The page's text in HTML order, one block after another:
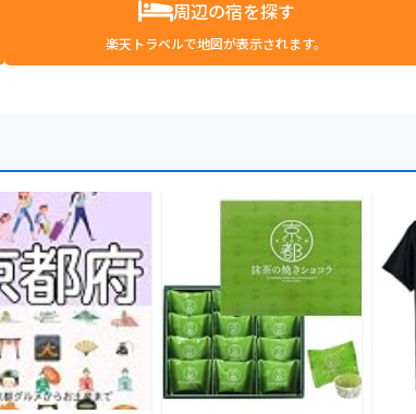
周辺の宿を探す
楽天トラベルで地図が表示されます。